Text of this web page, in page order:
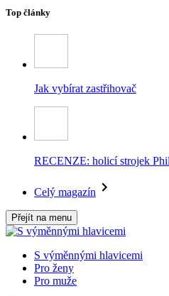
Top články
Jak vybírat zastřihovač
RECENZE: holicí strojek
Celý magazín
Přejít na menu
S výměnnými hlavicemi
Pro ženy
Pro muže